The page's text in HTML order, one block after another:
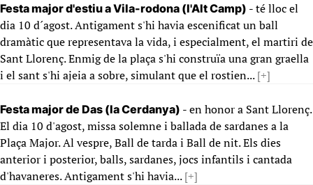
Festa major d'estiu a Vila-rodona (l'Alt Camp) - té lloc el
dia 10 d´agost. Antigament s'hi havia escenificat un ball
dramàtic que representava la vida, i especialment, el martiri de
Sant Llorenç. Enmig de la plaça s'hi construïa una gran graella
i el sant s'hi ajeia a sobre, simulant que el rostien...[+]
Festa major de Das (la Cerdanya) - en honor a Sant Llorenç.
El dia 10 d'agost, missa solemne i ballada de sardanes a la
Plaça Major. Al vespre, Ball de tarda i Ball de nit. Els dies
anterior i posterior, balls, sardanes, jocs infantils i cantada
d'havaneres. Antigament s'hi havia...[+]